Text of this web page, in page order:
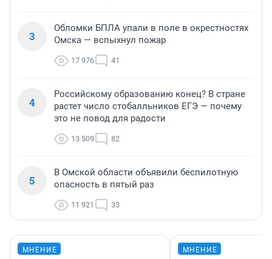
3
Обломки БПЛА упали в поле в окрестностях
Омска — вспыхнул пожар
17 976 41
4
Российскому образованию конец? В стране
растет число стобалльников ЕГЭ — почему
это не повод для радости
13 509 82
5
В Омской области объявили беспилотную
опасность в пятый раз
11 921 33
МНЕНИЕ МНЕНИЕ